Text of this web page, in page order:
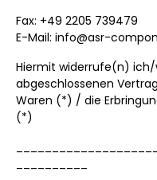
Fax: +49 2205 739479
E-Mail: info@asr-
Hiermit widerrufe(n)
abgeschlossenen
Waren (*) / die
(*)